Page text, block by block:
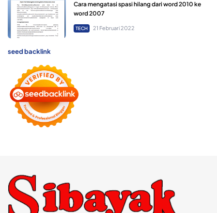
Cara mengatasi spasi hilang dari word 2010 ke
word 2007
TECH 21 Februari 2022
seed backlink